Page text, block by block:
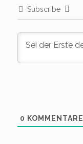
Subscribe
0 KOMMENTARE